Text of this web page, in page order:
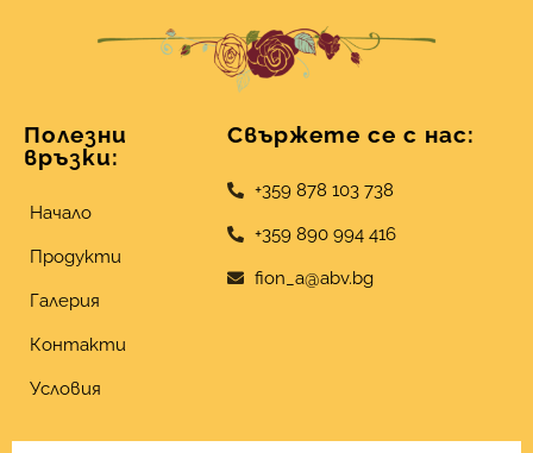
Полезни
връзки:
Начало
Продукти
Галерия
Контакти
Условия
Свържете се с нас:
+359 878 103 738
+359 890 994 416
fion_a@abv.bg